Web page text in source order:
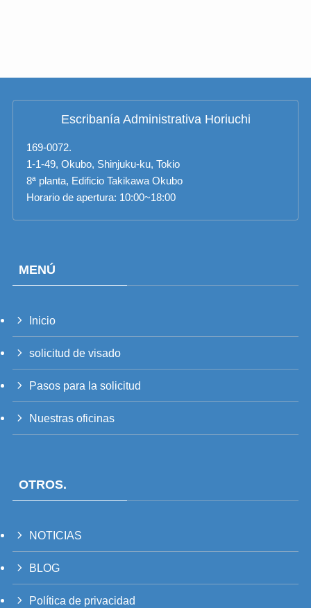
Escribanía Administrativa Horiuchi
169-0072.
1-1-49, Okubo, Shinjuku-ku, Tokio
8ª planta, Edificio Takikawa Okubo
Horario de apertura: 10:00~18:00
MENÚ
Inicio
solicitud de visado
Pasos para la solicitud
Nuestras oficinas
OTROS.
NOTICIAS
BLOG
Política de privacidad
DE
UK